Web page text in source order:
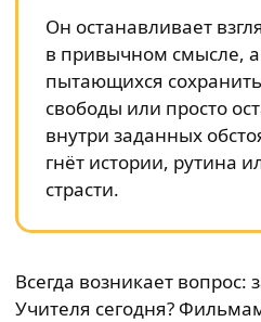
Он останавливает
в привычном смысле,
пытающихся
свободы или просто
внутри заданных
гнёт истории, рутина
страсти.
Всегда возникает вопрос:
Учителя сегодня?